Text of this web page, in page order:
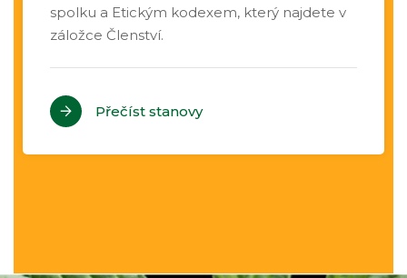
spolku a Etickým kodexem, který najdete v
záložce Členství.
Přečíst stanovy